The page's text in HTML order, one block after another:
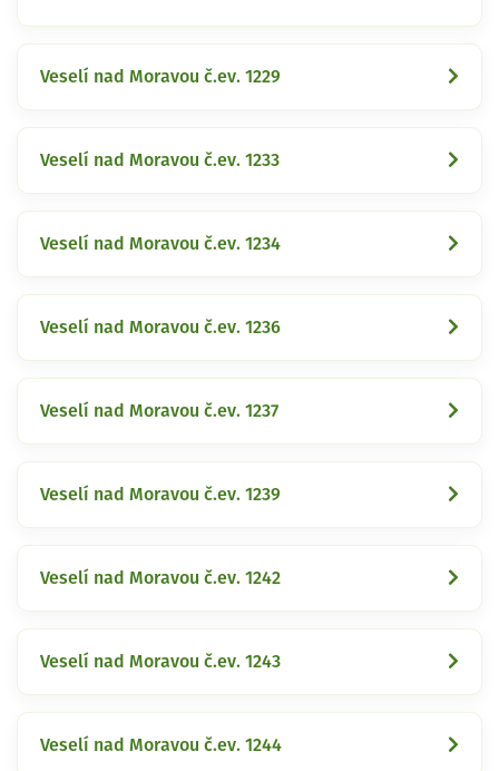
Veselí nad Moravou č.ev. 1229
Veselí nad Moravou č.ev. 1233
Veselí nad Moravou č.ev. 1234
Veselí nad Moravou č.ev. 1236
Veselí nad Moravou č.ev. 1237
Veselí nad Moravou č.ev. 1239
Veselí nad Moravou č.ev. 1242
Veselí nad Moravou č.ev. 1243
Veselí nad Moravou č.ev. 1244